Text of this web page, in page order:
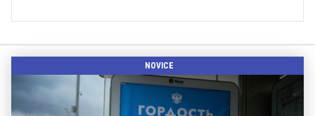
NOVICE